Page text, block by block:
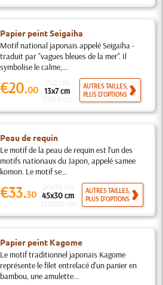
Papier peint Seigaiha
Motif national japonais appelé Seigaiha -
traduit par "vagues bleues de la mer". Il
symbolise le calme,...
€20.00 13x7 cm
AUTRES TAILLES,
PLUS D'OPTIONS
Peau de requin
Le motif de la peau de requin est l'un des
motifs nationaux du Japon, appelé samee
komon. Le motif se...
€33.30 45x30 cm
AUTRES TAILLES,
PLUS D'OPTIONS
Papier peint Kagome
Le motif traditionnel japonais Kagome
représente le filet entrelacé d'un panier en
bambou, une amulette...